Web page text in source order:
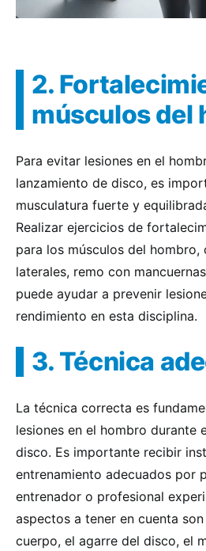
2.
músculos del
Para evitar lesiones en el
lanzamiento de disco, es
musculatura fuerte y
Realizar ejercicios de
para los músculos del hombro,
laterales, remo con
puede ayudar a prevenir
rendimiento en esta disciplina.
3. Técnica
La técnica correcta es
lesiones en el hombro durante
disco. Es importante recibir
entrenamiento adecuados por
entrenador o profesional
aspectos a tener en cuenta
cuerpo, el agarre del disco, el